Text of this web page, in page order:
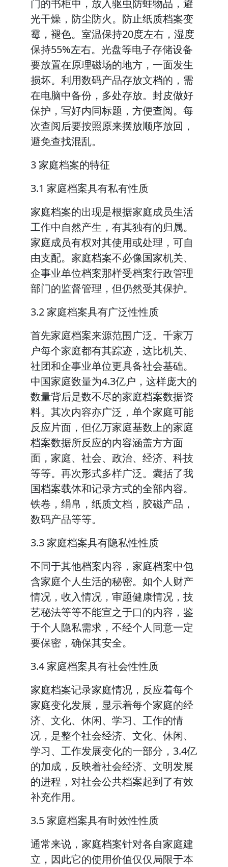
门的书柜中，放入驱虫防蛀物品，避
光干燥，防尘防火。防止纸质档案变
霉，褪色。室温保持20度左右，湿度
保持55%左右。光盘等电子存储设备
要放置在原理磁场的地方，一面发生
损坏。利用数码产品存放文档的，需
在电脑中备份，多处存放。封皮做好
保护，写好内同标题，方便查阅。每
次查阅后要按照原来摆放顺序放回，
避免查找混乱。
3 家庭档案的特征
3.1 家庭档案具有私有性质
家庭档案的出现是根据家庭成员生活
工作中自然产生，有其独有的归属。
家庭成员有权对其使用或处理，可自
由支配。家庭档案不必像国家机关、
企事业单位档案那样受档案行政管理
部门的监督管理，但仍然受其保护。
3.2 家庭档案具有广泛性性质
首先家庭档案来源范围广泛。千家万
户每个家庭都有其踪迹，这比机关、
社团和企事业单位更具备社会基础。
中国家庭数量为4.3亿户，这样庞大的
数量背后是数不尽的家庭档案数据资
料。其次内容亦广泛，单个家庭可能
反应片面，但亿万家庭基数上的家庭
档案数据所反应的内容涵盖方方面
面，家庭、社会、政治、经济、科技
等等。再次形式多样广泛。囊括了我
国档案载体和记录方式的全部内容。
铁卷，绢帛，纸质文档，胶磁产品，
数码产品等等。
3.3 家庭档案具有隐私性性质
不同于其他档案内容，家庭档案中包
含家庭个人生活的秘密。如个人财产
情况，收入情况，审题健康情况，技
艺秘法等等不能宣之于口的内容，鉴
于个人隐私需求，不经个人同意一定
要保密，确保其安全。
3.4 家庭档案具有社会性性质
家庭档案记录家庭情况，反应着每个
家庭变化发展，显示着每个家庭的经
济、文化、休闲、学习、工作的情
况，是整个社会经济、文化、休闲、
学习、工作发展变化的一部分，3.4亿
的加成，反映着社会经济、文明发展
的进程，对社会公共档案起到了有效
补充作用。
3.5 家庭档案具有时效性性质
通常来说，家庭档案针对各自家庭建
立，因此它的使用价值仅仅局限于本